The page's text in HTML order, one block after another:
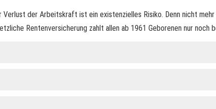
Verlust der Arbeitskraft ist ein existenzielles Risiko. Denn nicht
Rentenversicherung zahlt allen ab 1961 Geborenen nur noch